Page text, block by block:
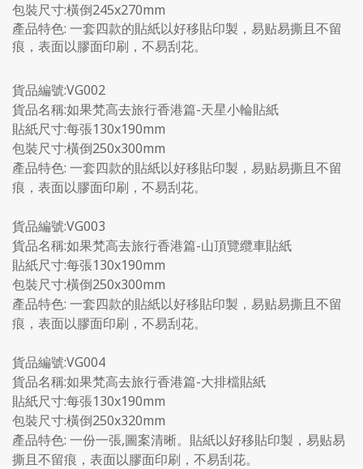
包裝尺寸:橫倒245x270mm
產品特色: 一套四款的貼紙以好移貼印製，易贴易撕且不留
痕，表面以膠面印刷，不易刮花。
貨品編號:VG002
貨品名稱:如果梵高去旅行香港篇-天星小輪貼紙
貼紙尺寸:每張130x190mm
包裝尺寸:橫倒250x300mm
產品特色: 一套四款的貼紙以好移貼印製，易贴易撕且不留
痕，表面以膠面印刷，不易刮花。
貨品編號:VG003
貨品名稱:如果梵高去旅行香港篇-山頂覽纜車貼紙
貼紙尺寸:每張130x190mm
包裝尺寸:橫倒250x300mm
產品特色: 一套四款的貼紙以好移貼印製，易贴易撕且不留
痕，表面以膠面印刷，不易刮花。
貨品編號:VG004
貨品名稱:如果梵高去旅行香港篇-大排檔貼紙
貼紙尺寸:每張130x190mm
包裝尺寸:橫倒250x320mm
產品特色: 一份一張,圖案清晰。貼紙以好移貼印製，易贴易
撕且不留痕，表面以膠面印刷，不易刮花。